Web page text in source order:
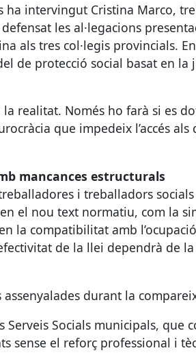
ha intervingut Cristina Marco,
les al·legacions
als tres col·legis provincials.
de protecció social basat en la
realitat. Només ho farà si es
que impedeix l’accés als
mancances estructurals
i treballadors
el nou text normatiu, com la
la compatibilitat amb
de la llei dependrà de
durant la
Serveis Socials municipals, que
sense el reforç professional i